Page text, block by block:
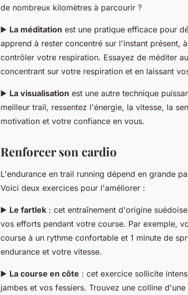
de nombreux kilomètres à parcourir ?
▶️ La méditation est une pratique efficace pour
apprend à rester concentré sur l'instant présent,
contrôler votre respiration. Essayez de méditer
concentrant sur votre respiration et en laissant
▶️ La visualisation est une autre technique
meilleur trail, ressentez l'énergie, la vitesse, la
motivation et votre confiance en vous.
Renforcer son cardio
L'endurance en trail running dépend en grande
Voici deux exercices pour l'améliorer :
▶️ Le fartlek : cet entraînement d'origine
vos efforts pendant votre course. Par exemple,
course à un rythme confortable et 1 minute de
endurance et votre vitesse.
▶️ La course en côte : cet exercice sollicite
jambes et vos fessiers. Trouvez une colline